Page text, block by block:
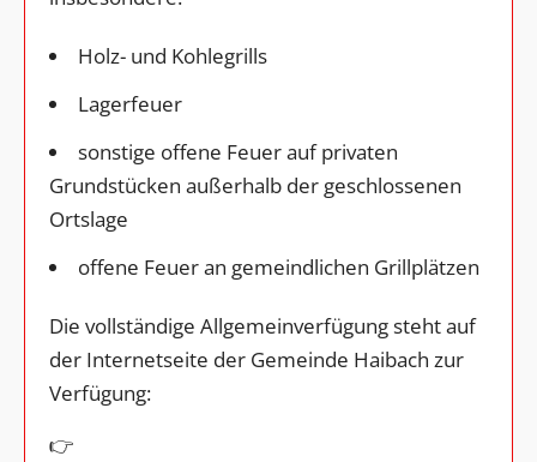
Holz- und Kohlegrills
Lagerfeuer
sonstige offene Feuer auf privaten
Grundstücken außerhalb der geschlossenen
Ortslage
offene Feuer an gemeindlichen Grillplätzen
Die vollständige Allgemeinverfügung steht auf
der Internetseite der Gemeinde Haibach zur
Verfügung:
👉